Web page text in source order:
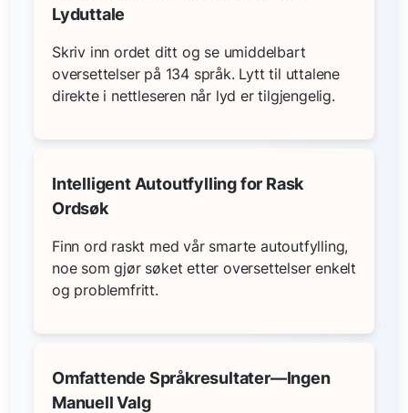
Lyduttale
Skriv inn ordet ditt og se umiddelbart
oversettelser på 134 språk. Lytt til uttalene
direkte i nettleseren når lyd er tilgjengelig.
Intelligent Autoutfylling for Rask
Ordsøk
Finn ord raskt med vår smarte autoutfylling,
noe som gjør søket etter oversettelser enkelt
og problemfritt.
Omfattende Språkresultater—Ingen
Manuell Valg